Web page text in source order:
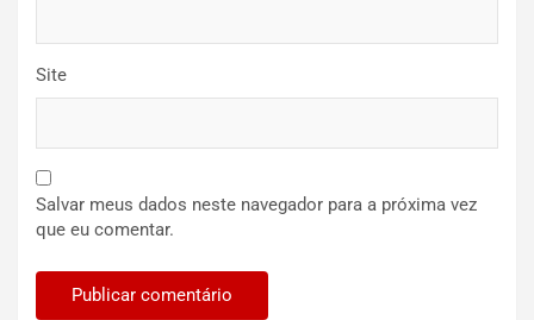
Site
Salvar meus dados neste navegador para a próxima vez
que eu comentar.